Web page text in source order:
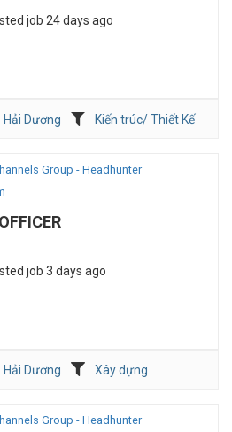
job 24 days ago
Hải Dương
Kiến trúc/ Thiết Kế
Group - Headhunter
job 3 days ago
Hải Dương Xây dựng
Group - Headhunter